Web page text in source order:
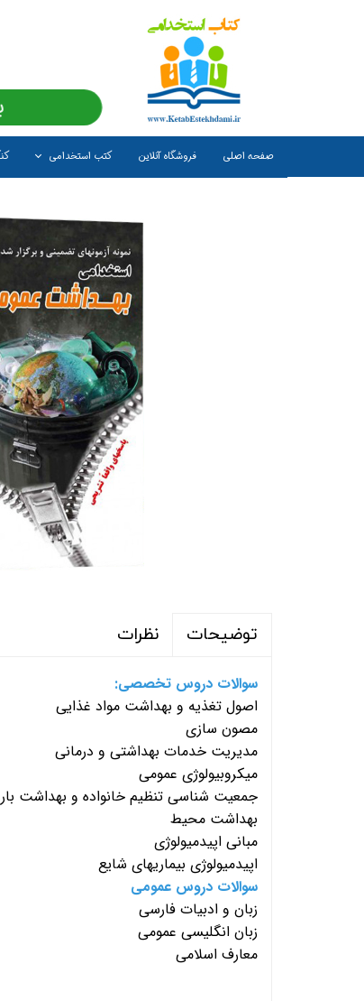
صفحه اصلی فروشگاه آنلاین کتب استخدامی
توضیحات نظرات
سوالات دروس تخصصی:
اصول تغذیه و بهداشت مواد غذایی
مصون سازی
مدیریت خدمات بهداشتی و درمانی
میکروبیولوژی عمومی
جمعیت شناسی تنظیم خانواده و بهداشت
بهداشت محیط
مبانی اپیدمیولوژی
اپیدمیولوژی بیماریهای شایع
سوالات دروس عمومی
زبان و ادبیات فارسی
زبان انگلیسی عمومی
معارف اسلامی
(ارسال رایگان